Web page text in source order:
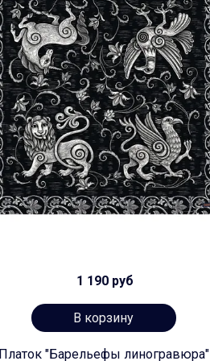
1 190 руб
В корзину
Платок "Барельефы линогравюра"